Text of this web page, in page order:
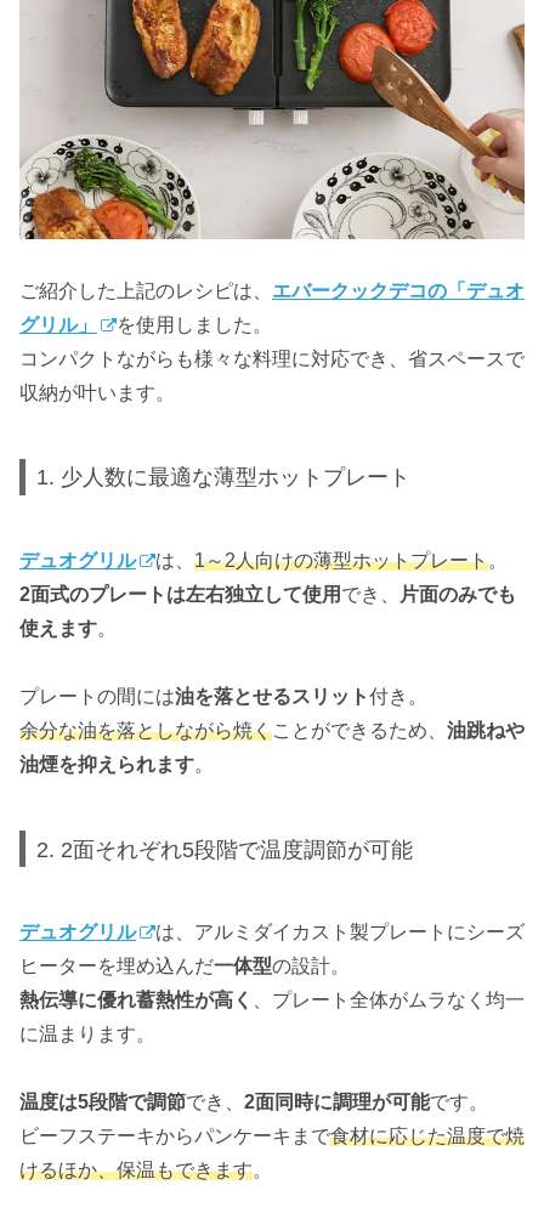
ご紹介した上記のレシピは、 エバークックデコの「デュオ
グリル」
を使用しました。
コンパクトながらも様々な料理に対応でき、省スペースで
収納が叶います。
1. 少人数に最適な薄型ホットプレート
デュオグリル は、 1～2人向けの薄型ホットプレート。
2面式のプレートは左右独立して使用 でき、
片面のみでも
使えます。
プレートの間には油を落とせるスリット付き。
余分な油を落としながら焼くことができるため、 油跳ねや
油煙を抑えられます。
2. 2面それぞれ5段階で温度調節が可能
デュオグリル
は、アルミダイカスト製プレートにシーズ
ヒーターを埋め込んだ一体型の設計。
熱伝導に優れ蓄熱性が高く
、プレート全体がムラなく均一
に温まります。
温度は5段階で調節でき、 2面同時に調理が可能です。
ビーフステーキからパンケーキまで食材に応じた温度で焼
けるほか、保温もできます。